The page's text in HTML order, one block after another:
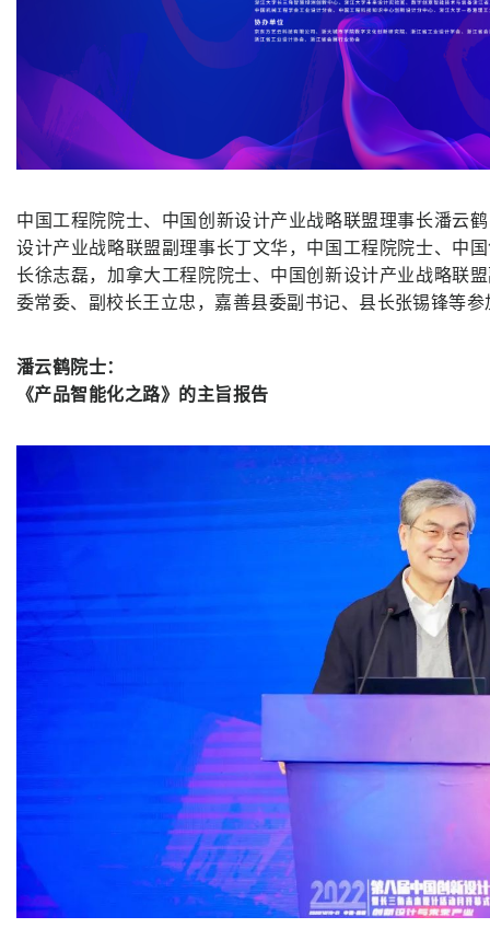
中国工程院院士、中国创新设计产业战略联盟理事长潘云
设计产业战略联盟副理事长丁文华，中国工程院院士、中
长徐志磊，加拿大工程院院士、中国创新设计产业战略联
委常委、副校长王立忠，嘉善县委副书记、县长张锡锋等参
潘云鹤院士：
《产品智能化之路》的主旨报告